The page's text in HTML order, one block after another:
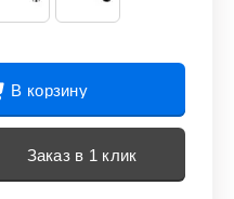
В корзину
Заказ в 1 клик